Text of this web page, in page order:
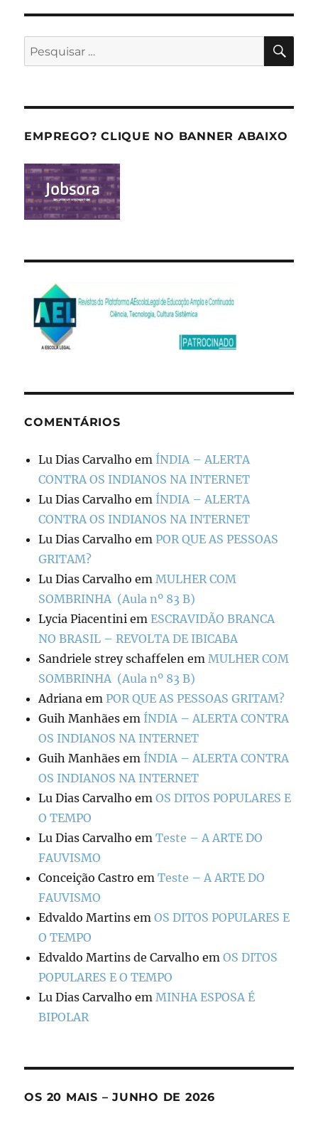
Pesquisar
por:
EMPREGO? CLIQUE NO BANNER ABAIXO
COMENTÁRIOS
Lu Dias Carvalho em ÍNDIA – ALERTA
CONTRA OS INDIANOS NA INTERNET
Lu Dias Carvalho em ÍNDIA – ALERTA
CONTRA OS INDIANOS NA INTERNET
Lu Dias Carvalho em POR QUE AS PESSOAS
GRITAM?
Lu Dias Carvalho em MULHER COM
SOMBRINHA (Aula nº 83 B)
Lycia Piacentini emESCRAVIDÃO BRANCA
NO BRASIL – REVOLTA DE IBICABA
Sandriele strey schaffelen em MULHER COM
SOMBRINHA (Aula nº 83 B)
Adriana em POR QUE AS PESSOAS GRITAM?
Guih Manhães em ÍNDIA – ALERTA CONTRA
OS INDIANOS NA INTERNET
Guih Manhães em ÍNDIA – ALERTA CONTRA
OS INDIANOS NA INTERNET
Lu Dias Carvalho emOS DITOS POPULARES E
O TEMPO
Lu Dias Carvalho emTeste – A ARTE DO
FAUVISMO
Conceição Castro emTeste – A ARTE DO
FAUVISMO
Edvaldo Martins emOS DITOS POPULARES E
O TEMPO
Edvaldo Martins de Carvalho emOS DITOS
POPULARES E O TEMPO
Lu Dias Carvalho em MINHA ESPOSA É
BIPOLAR
OS 20 MAIS – JUNHO DE 2026